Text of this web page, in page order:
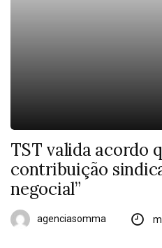
TST valida acordo
contribuição
negocial”
agenciasomma